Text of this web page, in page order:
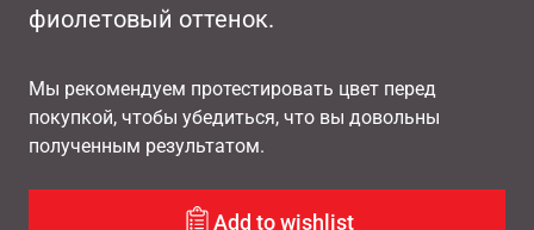
фиолетовый оттенок.
Мы рекомендуем протестировать цвет перед
покупкой, чтобы убедиться, что вы довольны
полученным результатом.
Add to wishlist